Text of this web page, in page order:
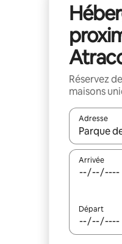
Réservez
maisons
Adresse
Lorsque
Arrivée
Départ